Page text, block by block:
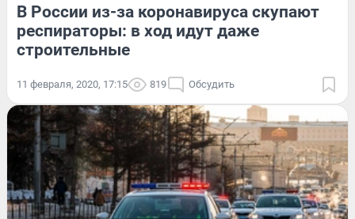
В России из-за коронавируса скупают
респираторы: в ход идут даже
строительные
11 февраля, 2020, 17:15 819 Обсудить